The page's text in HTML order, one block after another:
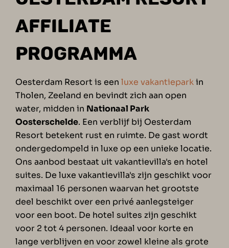
AFFILIATE
PROGRAMMA
Oesterdam Resort is eenluxe vakantieparkin
Tholen, Zeeland en bevindt zich aan open
water, midden in Nationaal Park
Oosterschelde. Een verblijf bij Oesterdam
Resort betekent rust en ruimte. De gast wordt
ondergedompeld in luxe op een unieke locatie.
Ons aanbod bestaat uit vakantievilla's en hotel
suites. De luxe vakantievilla's zijn geschikt voor
maximaal 16 personen waarvan het grootste
deel beschikt over een privé aanlegsteiger
voor een boot. De hotel suites zijn geschikt
voor 2 tot 4 personen. Ideaal voor korte en
lange verblijven en voor zowel kleine als grote